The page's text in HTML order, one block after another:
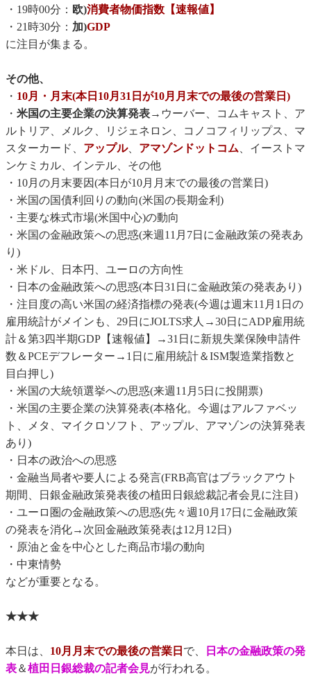
・19時00分： 欧)消費者物価指数【速報値】
・21時30分： 加)GDP
に注目が集まる。
その他、
・ 10月・月末(本日10月31日が10月月末での最後の営業日)
・ 米国の主要企業の決算発表→ウーバー、コムキャスト、ア
ルトリア、メルク、リジェネロン、コノコフィリップス、マ
スターカード、 アップル、 アマゾンドットコム、イーストマ
ンケミカル、インテル、その他
・10月の月末要因(本日が10月月末での最後の営業日)
・米国の国債利回りの動向(米国の長期金利)
・主要な株式市場(米国中心)の動向
・米国の金融政策への思惑(来週11月7日に金融政策の発表あ
り)
・米ドル、日本円、ユーロの方向性
・日本の金融政策への思惑(本日31日に金融政策の発表あり)
・注目度の高い米国の経済指標の発表(今週は週末11月1日の
雇用統計がメインも、29日にJOLTS求人→30日にADP雇用統
計＆第3四半期GDP【速報値】→31日に新規失業保険申請件
数＆PCEデフレーター→1日に雇用統計＆ISM製造業指数と
目白押し)
・米国の大統領選挙への思惑(来週11月5日に投開票)
・米国の主要企業の決算発表(本格化。今週はアルファベッ
ト、メタ、マイクロソフト、アップル、アマゾンの決算発表
あり)
・日本の政治への思惑
・金融当局者や要人による発言(FRB高官はブラックアウト
期間、日銀金融政策発表後の植田日銀総裁記者会見に注目)
・ユーロ圏の金融政策への思惑(先々週10月17日に金融政策
の発表を消化→次回金融政策発表は12月12日)
・原油と金を中心とした商品市場の動向
・中東情勢
などが重要となる。
★★★
本日は、 10月月末での最後の営業日 で、
日本の金融政策の発
表＆植田日銀総裁の記者会見が行われる。